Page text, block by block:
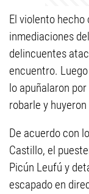
El violento
inmediaciones
delincuentes
encuentro.
lo apuñalaron
robarle y
De acuerdo con
Castillo, el
Picún Leufú y
escapado en